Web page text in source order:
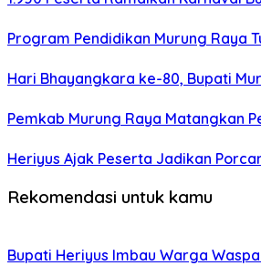
Program Pendidikan Murung Raya
Hari Bhayangkara ke-80, Bupati
Pemkab Murung Raya Matangkan
Heriyus Ajak Peserta Jadikan
Rekomendasi untuk kamu
Bupati Heriyus Imbau Warga